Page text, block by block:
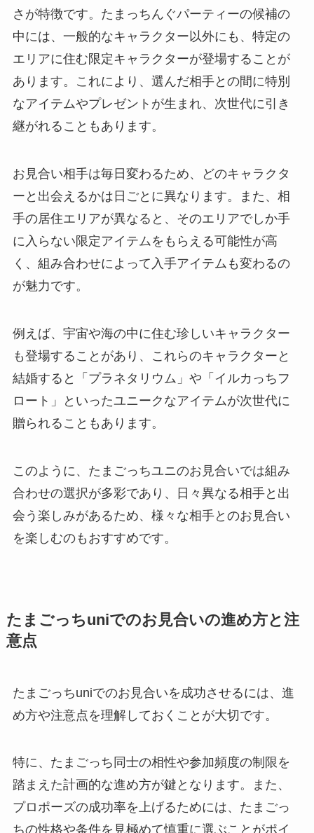
さが特徴です。たまっちんぐパーティーの候補の
中には、一般的なキャラクター以外にも、特定の
エリアに住む限定キャラクターが登場することが
あります。これにより、選んだ相手との間に特別
なアイテムやプレゼントが生まれ、次世代に引き
継がれることもあります。
お見合い相手は毎日変わるため、どのキャラクタ
ーと出会えるかは日ごとに異なります。また、相
手の居住エリアが異なると、そのエリアでしか手
に入らない限定アイテムをもらえる可能性が高
く、組み合わせによって入手アイテムも変わるの
が魅力です。
例えば、宇宙や海の中に住む珍しいキャラクター
も登場することがあり、これらのキャラクターと
結婚すると「プラネタリウム」や「イルカっちフ
ロート」といったユニークなアイテムが次世代に
贈られることもあります。
このように、たまごっちユニのお見合いでは組み
合わせの選択が多彩であり、日々異なる相手と出
会う楽しみがあるため、様々な相手とのお見合い
を楽しむのもおすすめです。
たまごっちuniでのお見合いの進め方と注
意点
たまごっちuniでのお見合いを成功させるには、進
め方や注意点を理解しておくことが大切です。
特に、たまごっち同士の相性や参加頻度の制限を
踏まえた計画的な進め方が鍵となります。また、
プロポーズの成功率を上げるためには、たまごっ
ちの性格や条件を見極めて慎重に選ぶことがポイ